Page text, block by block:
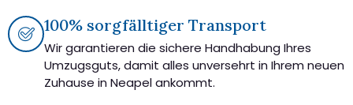
100% sorgfälltiger Transport
Wir garantieren die sichere Handhabung Ihres
Umzugsguts, damit alles unversehrt in Ihrem neuen
Zuhause in Neapel ankommt.